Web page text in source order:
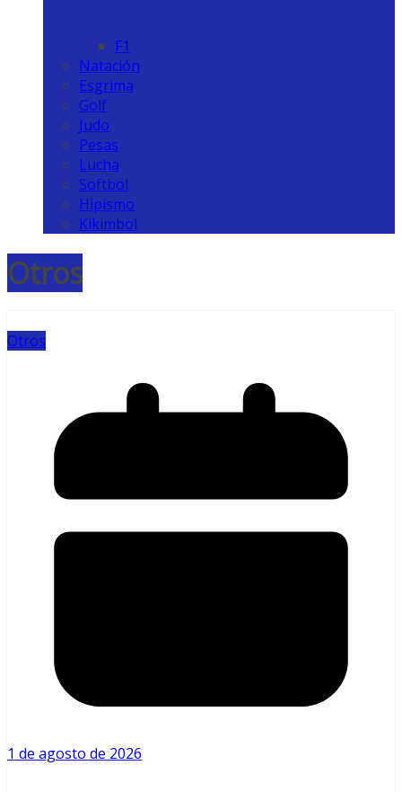
F1
Natación
Esgrima
Golf
Judo
Pesas
Lucha
Softbol
Hipismo
Kikimbol
Otros
Otros
1 de agosto de 2026